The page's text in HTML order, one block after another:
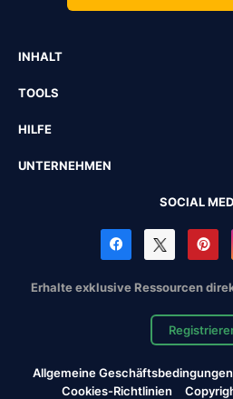
INHALT
TOOLS
HILFE
UNTERNEHMEN
SOCIAL
Erhalte exklusive Ressourcen
Allgemeine Geschäftsbedingungen
Cookies-Richtlinien